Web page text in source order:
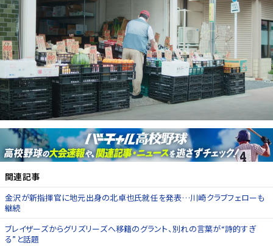
関連記事
金沢が新指揮官に地元出身の北卓也氏就任を発表…川崎クラブフェローも
継続
ブレイザーズからグリズリーズへ移籍のグラント、別れの言葉が“詩的すぎ
る”と話題